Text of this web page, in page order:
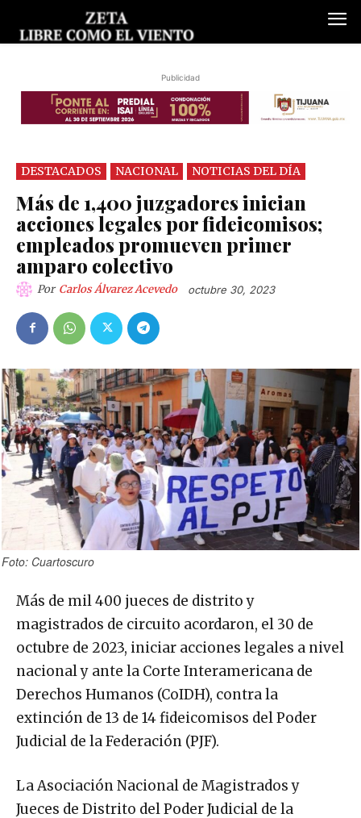
Publicidad
DESTACADOS NACIONAL NOTICIAS DEL DÍA
Más de 1,400 juzgadores inician
acciones legales por fideicomisos;
empleados promueven primer
amparo colectivo
Por Carlos Álvarez Acevedo octubre 30, 2023
Foto: Cuartoscuro
Más de mil 400 jueces de distrito y
magistrados de circuito acordaron, el 30 de
octubre de 2023, iniciar acciones legales a nivel
nacional y ante la Corte Interamericana de
Derechos Humanos (CoIDH), contra la
extinción de 13 de 14 fideicomisos del Poder
Judicial de la Federación (PJF).
La Asociación Nacional de Magistrados y
Jueces de Distrito del Poder Judicial de la